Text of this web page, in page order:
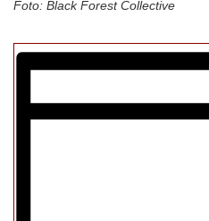
Foto: Black Forest Collective